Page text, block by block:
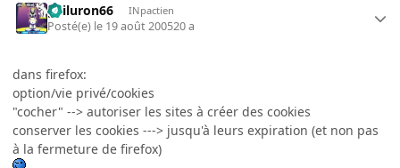
gailuron66 INpactien
Posté(e) le 19 août 200520 a
dans firefox:
option/vie privé/cookies
"cocher" --> autoriser les sites à créer des cookies
conserver les cookies ---> jusqu'à leurs expiration (et non pas
à la fermeture de firefox)